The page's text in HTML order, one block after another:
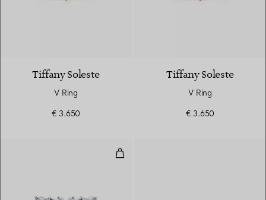
Tiffany Soleste
V Ring
€ 3.650
Tiffany Soleste
V Ring
€ 3.650
Alternierender Ring in Platin